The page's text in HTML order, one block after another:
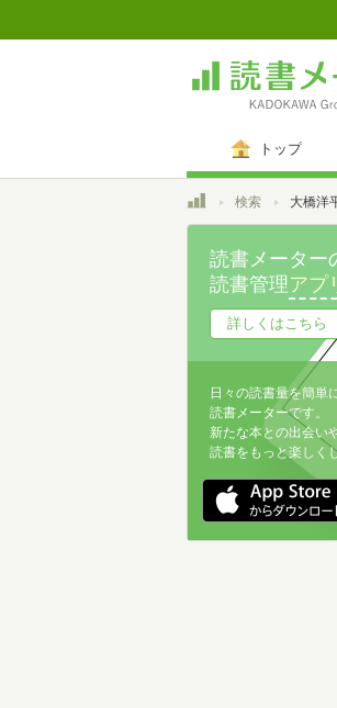
トップ
トップ検索 大橋洋
読書メーター
読書管理アプ
詳しくはこちら
日々の読書量を簡単
読書メーターです。
新たな本との出会い
読書をもっと楽しく